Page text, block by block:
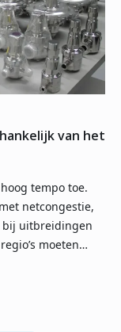
van het
tempo toe.
netcongestie,
bij uitbreidingen
moeten…